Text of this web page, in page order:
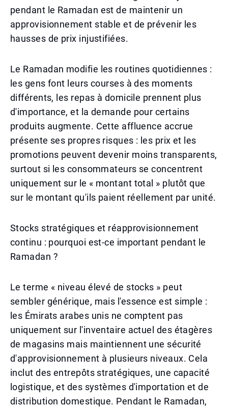
pendant le Ramadan est de maintenir un
approvisionnement stable et de prévenir les
hausses de prix injustifiées.
Le Ramadan modifie les routines quotidiennes :
les gens font leurs courses à des moments
différents, les repas à domicile prennent plus
d'importance, et la demande pour certains
produits augmente. Cette affluence accrue
présente ses propres risques : les prix et les
promotions peuvent devenir moins transparents,
surtout si les consommateurs se concentrent
uniquement sur le « montant total » plutôt que
sur le montant qu'ils paient réellement par unité.
Stocks stratégiques et réapprovisionnement
continu : pourquoi est-ce important pendant le
Ramadan ?
Le terme « niveau élevé de stocks » peut
sembler générique, mais l'essence est simple :
les Émirats arabes unis ne comptent pas
uniquement sur l'inventaire actuel des étagères
de magasins mais maintiennent une sécurité
d'approvisionnement à plusieurs niveaux. Cela
inclut des entrepôts stratégiques, une capacité
logistique, et des systèmes d'importation et de
distribution domestique. Pendant le Ramadan,